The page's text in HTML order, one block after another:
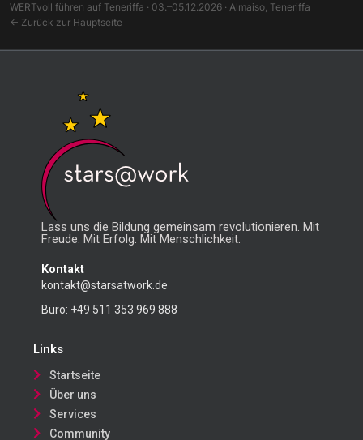
WERTvoll führen auf Teneriffa · 03.–05.12.2026 · Almaiso, Teneriffa
← Zurück zur Hauptseite
Lass uns die Bildung gemeinsam revolutionieren. Mit
Freude. Mit Erfolg. Mit Menschlichkeit.
Kontakt
kontakt@starsatwork.de
Büro: +49 511 353 969 888
Links
Startseite
Über uns
Services
Community